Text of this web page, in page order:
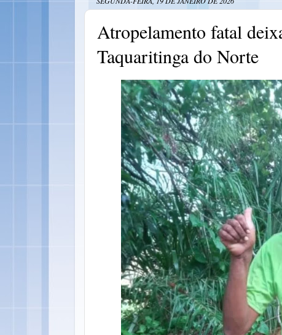
Atropelamento fatal
Taquaritinga do Norte